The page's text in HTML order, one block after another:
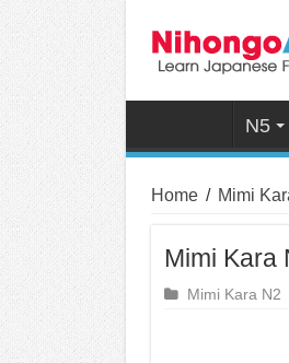
N5
Home / Mimi
Mimi
Mimi Kara N2